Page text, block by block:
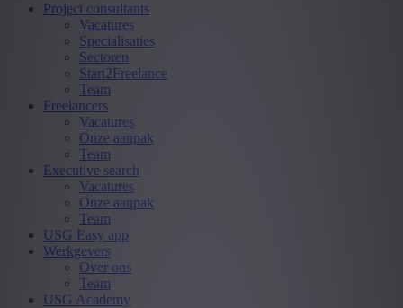
Project consultants
Vacatures
Specialisaties
Sectoren
Start2Freelance
Team
Freelancers
Vacatures
Onze aanpak
Team
Executive search
Vacatures
Onze aanpak
Team
USG Easy app
Werkgevers
Over ons
Team
USG Academy